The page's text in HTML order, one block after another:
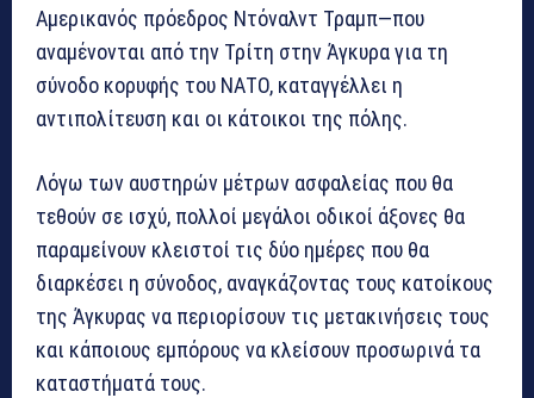
Αμερικανός πρόεδρος Ντόναλντ Τραμπ—που
αναμένονται από την Τρίτη στην Άγκυρα για τη
σύνοδο κορυφής του ΝΑΤΟ, καταγγέλλει η
αντιπολίτευση και οι κάτοικοι της πόλης.
Λόγω των αυστηρών μέτρων ασφαλείας που θα
τεθούν σε ισχύ, πολλοί μεγάλοι οδικοί άξονες θα
παραμείνουν κλειστοί τις δύο ημέρες που θα
διαρκέσει η σύνοδος, αναγκάζοντας τους κατοίκους
της Άγκυρας να περιορίσουν τις μετακινήσεις τους
και κάποιους εμπόρους να κλείσουν προσωρινά τα
καταστήματά τους.